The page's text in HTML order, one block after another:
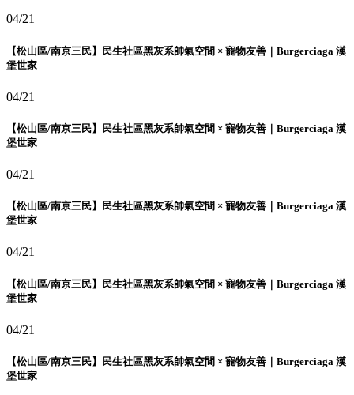
04/21
【松山區/南京三民】民生社區黑灰系帥氣空間 × 寵物友善｜Burgerciaga 漢
堡世家
04/21
【松山區/南京三民】民生社區黑灰系帥氣空間 × 寵物友善｜Burgerciaga 漢
堡世家
04/21
【松山區/南京三民】民生社區黑灰系帥氣空間 × 寵物友善｜Burgerciaga 漢
堡世家
04/21
【松山區/南京三民】民生社區黑灰系帥氣空間 × 寵物友善｜Burgerciaga 漢
堡世家
04/21
【松山區/南京三民】民生社區黑灰系帥氣空間 × 寵物友善｜Burgerciaga 漢
堡世家